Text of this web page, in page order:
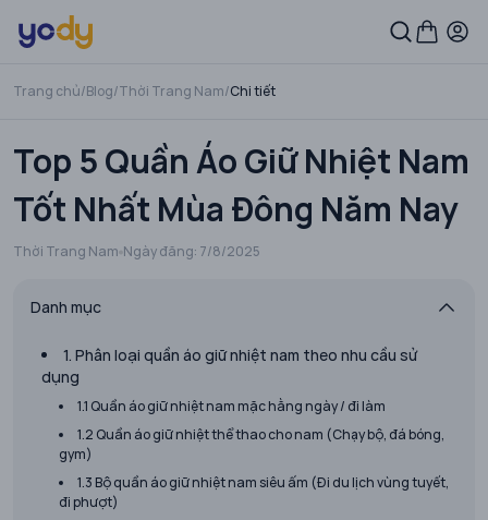
Trang chủ/Blog/Thời Trang Nam/Chi tiết
Top 5 Quần Áo Giữ Nhiệt Nam
Tốt Nhất Mùa Đông Năm Nay
Thời Trang Nam Ngày đăng: 7/8/2025
Danh mục
1. Phân loại quần áo giữ nhiệt nam theo nhu cầu sử
dụng
1.1 Quần áo giữ nhiệt nam mặc hằng ngày / đi làm
1.2 Quần áo giữ nhiệt thể thao cho nam (Chạy bộ, đá bóng,
gym)
1.3 Bộ quần áo giữ nhiệt nam siêu ấm (Đi du lịch vùng tuyết,
đi phượt)